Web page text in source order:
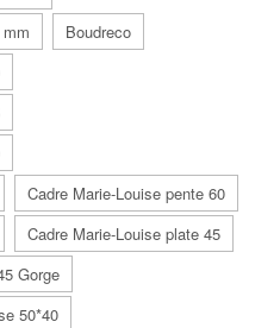
Boudreco
Cadre Marie-Louise pente 60
Cadre Marie-Louise plate 45
Gorge
50*40